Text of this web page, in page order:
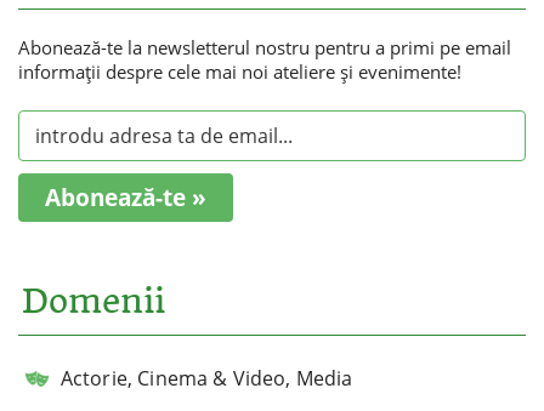
Abonează-te la newsletterul nostru pentru a primi pe email
informaţii despre cele mai noi ateliere şi evenimente!
Abonează-te »
Domenii
Actorie, Cinema & Video, Media